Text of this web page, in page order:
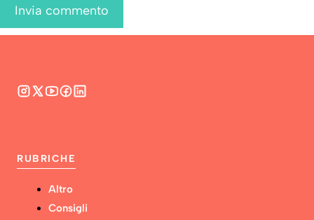
RUBRICHE
Altro
Consigli